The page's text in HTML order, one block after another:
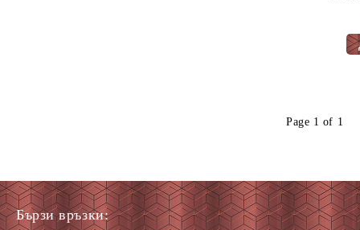
Page 1 of 1
Бързи връзки: